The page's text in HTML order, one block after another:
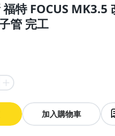
特 FOCUS MK3.5
管 完工
加入購物車